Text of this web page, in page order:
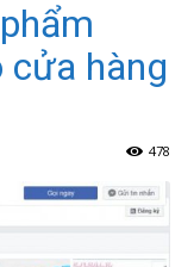
cửa hàng
478